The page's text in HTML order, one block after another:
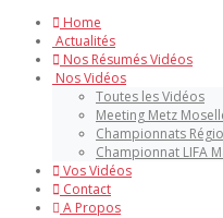
Home
Actualités
Nos Résumés Vidéos
Nos Vidéos
Toutes les Vidéos
Meeting Metz
Championnats
Championnat LIFA
Vos Vidéos
Contact
A Propos